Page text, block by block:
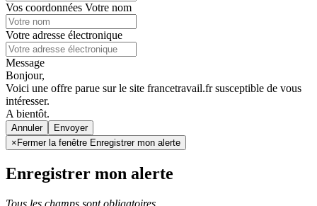
Vos coordonnées Votre nom
Votre adresse électronique
Message
Bonjour,
Voici une offre parue sur le site francetravail.fr susceptible de vous
intéresser.
A bientôt.
Annuler
× Fermer la fenêtre Enregistrer mon alerte
Enregistrer mon alerte
Tous les champs sont obligatoires